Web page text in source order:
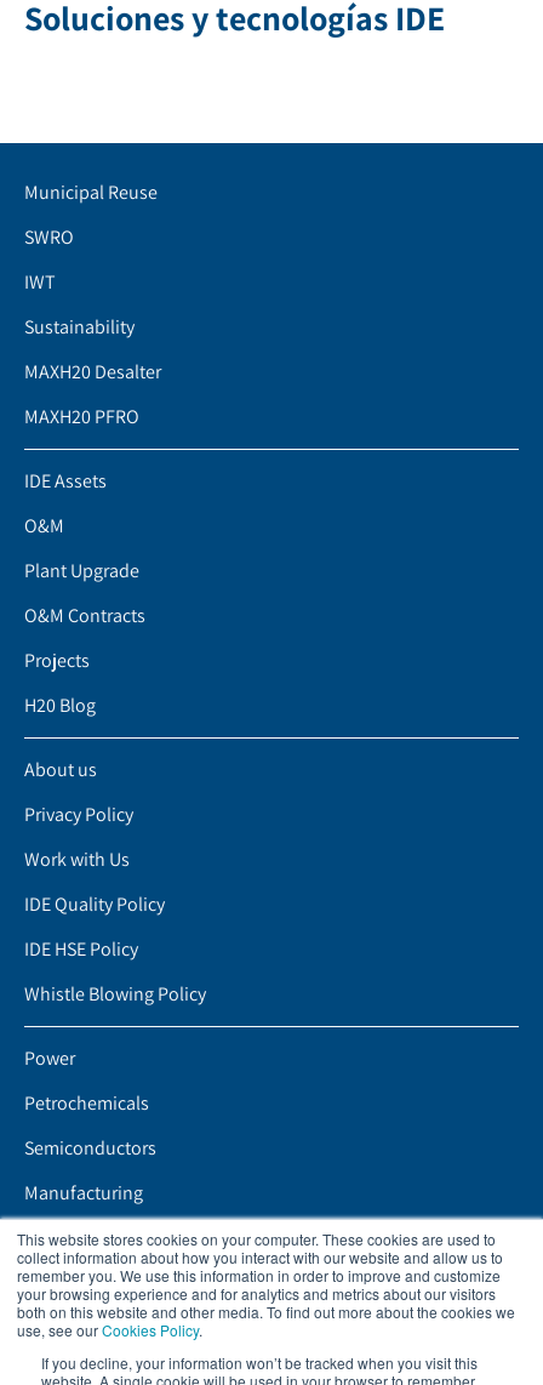
This website stores cookies on your computer. These cookies are used to
collect information about how you interact with our website and allow us to
remember you. We use this information in order to improve and customize
your browsing experience and for analytics and metrics about our visitors
both on this website and other media. To find out more about the cookies we
use, see ourCookies Policy.
If you decline, your information won’t be tracked when you visit this
website. A single cookie will be used in your browser to remember
Soluciones y tecnologías IDE
Municipal Reuse
SWRO
IWT
Sustainability
MAXH20 Desalter
MAXH20 PFRO
IDE Assets
O&M
Plant Upgrade
O&M Contracts
Projects
H20 Blog
About us
Privacy Policy
Work with Us
IDE Quality Policy
IDE HSE Policy
Whistle Blowing Policy
Power
Petrochemicals
Semiconductors
Manufacturing
Mining
Boletin informativo
Manténgase al tanto de los últimos eventos y nuevos avances
tecnológicos.